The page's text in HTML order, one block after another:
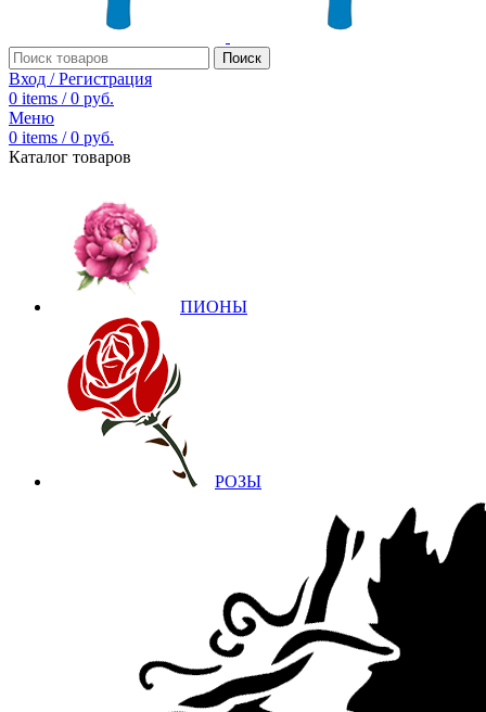
Поиск
Вход / Регистрация
0 items / 0 руб.
Меню
0 items / 0 руб.
Каталог товаров
ПИОНЫ
РОЗЫ